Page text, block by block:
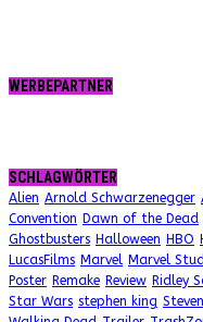
WERBEPARTNER
SCHLAGWÖRTER
Alien Arnold Schwarzenegger
Convention Dawn of the Dead
Ghostbusters Halloween HBO
LucasFilms Marvel Marvel
Poster Remake Review Ridley
Star Wars stephen king